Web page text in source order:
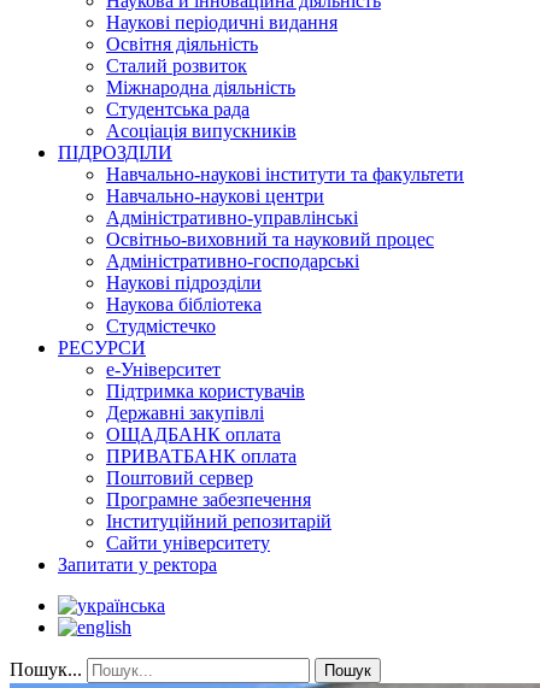
Наукові періодичні видання
Освітня діяльність
Сталий розвиток
Міжнародна діяльність
Студентська рада
Асоціація випускників
ПІДРОЗДІЛИ
Навчально-наукові інститути та факультети
Навчально-наукові центри
Адміністративно-управлінські
Освітньо-виховний та науковий процес
Адміністративно-господарські
Наукові підрозділи
Наукова бібліотека
Студмістечко
РЕСУРСИ
е-Університет
Підтримка користувачів
Державні закупівлі
ОЩАДБАНК оплата
ПРИВАТБАНК оплата
Поштовий сервер
Програмне забезпечення
Інституційний репозитарій
Сайти університету
Запитати у ректора
Пошук... Пошук